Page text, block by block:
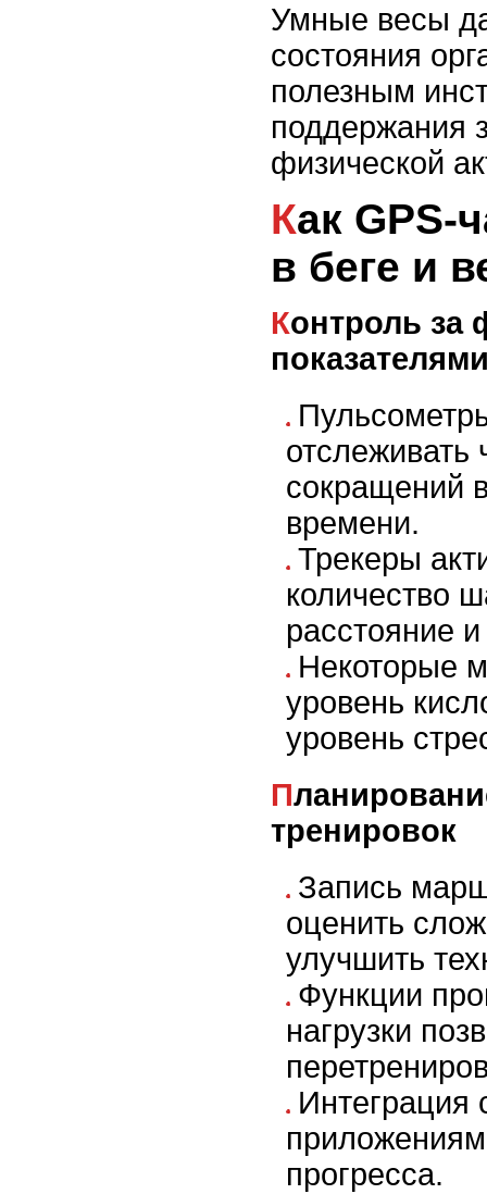
Умные весы
состояния
полезным
поддержания
физической
Как GPS-часы помогают
в беге и
Контроль за физическими
отслеживать
сокращений
времени.
Трекеры
количество
расстояние
Некоторые
уровень
уровень
Планирование и анализ
тренировок
Запись
оценить
улучшить
Функции
нагрузки
Интеграция
прогресса.